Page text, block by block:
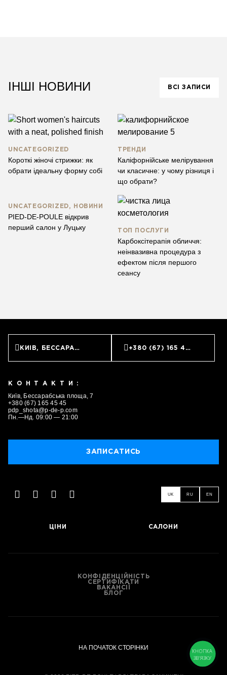
ІНШІ НОВИНИ ВСІ ЗАПИСИ
UNCATEGORIZED
Короткі жіночі стрижки: як
обрати ідеальну форму собі
ТРЕНДИ
Каліфорнійське мелірування
чи класичне: у чому різниця і
що обрати?
UNCATEGORIZED, НОВИНИ
PIED-DE-POULE відкрив
перший салон у Луцьку
ТОП ПОСЛУГИ
Карбоксітерапія обличчя:
неінвазивна процедура з
ефектом після першого
сеансу
КИЇВ, БЕССАРАБСЬКА ПЛОЩА, 7 +380 (67) 165 45 45
КОНТАКТИ:
Київ, Бессарабська площа, 7
+380 (67) 165 45 45
pdp_shota@p-de-p.com
Пн.—Нд. 09:00 — 21:00
ЗАПИСАТИСЬ
UK RU EN
ЦІНИ САЛОНИ
КОНФІДЕНЦІЙНІСТЬ
СЕРТИФІКАТИ
ВАКАНСІЇ
БЛОГ
НА ПОЧАТОК СТОРІНКИ КНОПКА
ЗВ'ЯЗКУ